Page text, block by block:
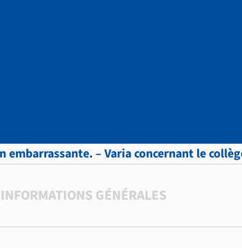
embarrassante. – Varia concernant le
INFORMATIONS GÉNÉRALES